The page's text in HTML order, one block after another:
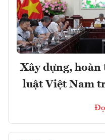
Xây dựng, hoàn
luật Việt Nam